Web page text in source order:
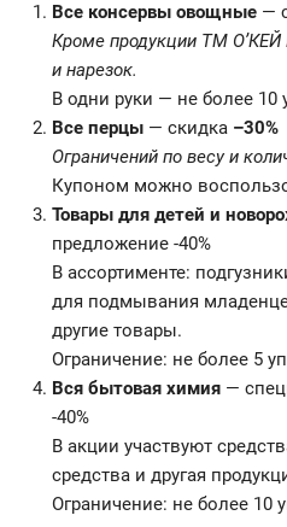
Все консервы овощные—
Кроме продукции ТМ О’КЕЙ
и нарезок.
В одни руки — не более 10
Все перцы— скидка –30%
Ограничений по весу и
Купоном можно
Товары для детей и
предложение -40%
В ассортименте:
для подмывания
другие товары.
Ограничение: не более 5
Вся бытовая химия—
-40%
В акции участвуют
средства и другая
Ограничение: не более 10